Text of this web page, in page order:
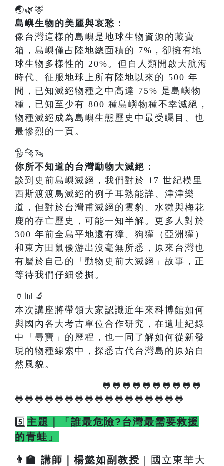
🌏🌿🦌
島嶼生物的美麗與哀愁：
像台灣這樣的島嶼是地球生物資源的藏寶
箱，島嶼僅占陸地總面積的 7%，卻擁有地
球生物多樣性的 20%。但自人類開啟大航海
時代、征服地球上所有陸地以來的 500 年
間，已知滅絕物種之中高達 75% 是島嶼物
種，已知至少有 800 種島嶼物種不幸滅絕，
物種滅絕成為島嶼生態歷史中最受矚目、也
最慘烈的一頁。
🦤🐆🦦
你所不知道的台灣動物大滅絕：
談到史前島嶼滅絕，我們對於 17 世紀模里
西斯渡渡鳥滅絕的例子耳熟能詳、津津樂
道，但對於台灣甫滅絕的雲豹、水獺與梅花
鹿的存亡歷史，可能一知半解。更多人對於
300 年前全島平地還有獐、狗獾（亞洲獾）
和東方田鼠優游出沒毫無所悉，原來台灣也
有屬於自己的「動物史前大滅絕」故事，正
等待我們仔細發掘。
🏺📊🔬
本次講座將帶領大家認識近年來科博館如何
與國內各大考古單位合作研究，在遺址紀錄
中「尋寶」的歷程，也一同了解如何從新發
現的物種線索中，探悉古代台灣島的原始自
然風貌。
🐸🐸🐸🐸🐸🐸🐸🐸🐸🐸
🐸🐸🐸🐸🐸🐸🐸🐸🐸🐸🐸🐸🐸🐸🐸🐸🐸
5️⃣ 主題｜「誰最危險?台灣最需要救援
的青蛙」
👨 🏫 講師｜楊懿如副教授 ｜國立東華大